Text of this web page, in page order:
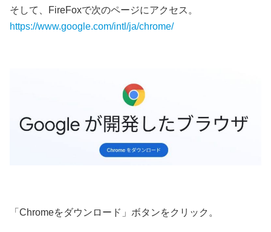
そして、FireFoxで次のページにアクセス。
https://www.google.com/intl/ja/chrome/
「Chromeをダウンロード」ボタンをクリック。